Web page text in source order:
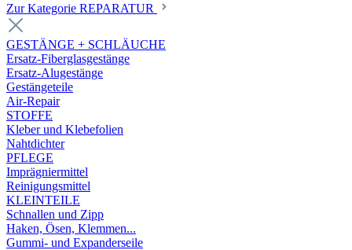
Zur Kategorie REPARATUR
GESTÄNGE + SCHLÄUCHE
Ersatz-Fiberglasgestänge
Ersatz-Alugestänge
Gestängeteile
Air-Repair
STOFFE
Kleber und Klebefolien
Nahtdichter
PFLEGE
Imprägniermittel
Reinigungsmittel
KLEINTEILE
Schnallen und Zipp
Haken, Ösen, Klemmen...
Gummi- und Expanderseile